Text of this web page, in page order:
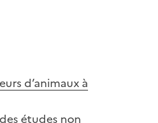
d’animaux à
études non